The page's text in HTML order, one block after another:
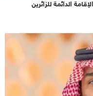
الدائمة للزائرين